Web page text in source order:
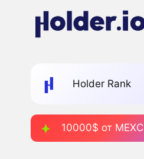
Holder Rank
10000$ от MEXC